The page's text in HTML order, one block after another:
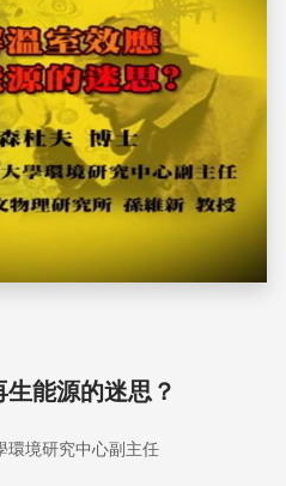
能源的迷思？
環境研究中心副主任